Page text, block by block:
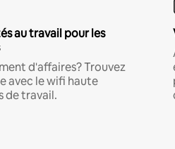
au travail pour les
d'affaires? Trouvez
avec le wifi haute
de travail.